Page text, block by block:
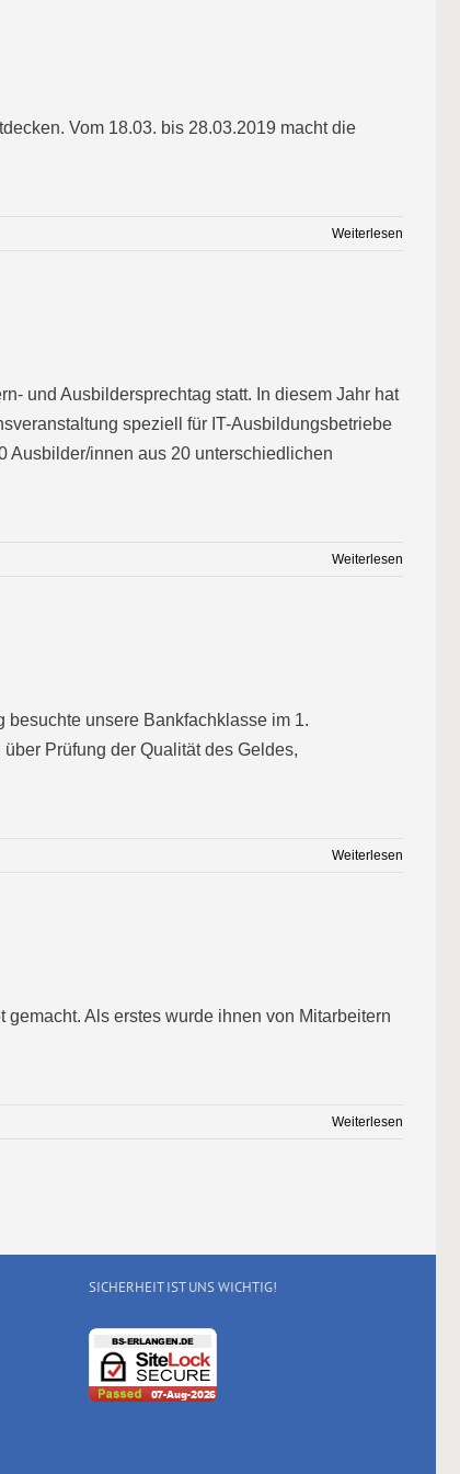
Vom 18.03. bis 28.03.2019 macht die
Weiterlesen
und Ausbildersprechtag statt. In diesem Jahr hat
speziell für IT-Ausbildungsbetriebe
Ausbilder/innen aus 20 unterschiedlichen
Weiterlesen
unsere Bankfachklasse im 1.
Prüfung der Qualität des Geldes,
Weiterlesen
Als erstes wurde ihnen von Mitarbeitern
Weiterlesen
SICHERHEIT IST UNS WICHTIG!